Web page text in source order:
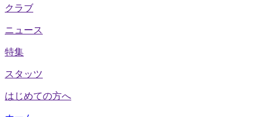
クラブ
ニュース
特集
スタッツ
はじめての方へ